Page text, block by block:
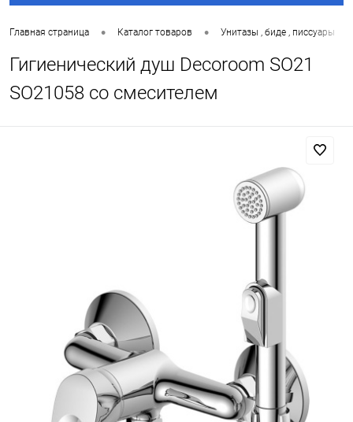
Главная страница • Каталог товаров • Унитазы , биде , писсуары
Гигиенический душ Decoroom SO21
SO21058 со смесителем